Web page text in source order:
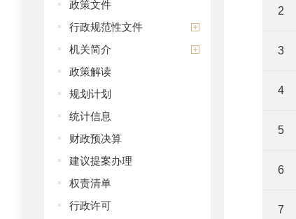
政策文件
行政规范性文件
机关简介
政策解读
规划计划
统计信息
财政预决算
建议提案办理
权责清单
行政许可
2
3
4
5
6
7